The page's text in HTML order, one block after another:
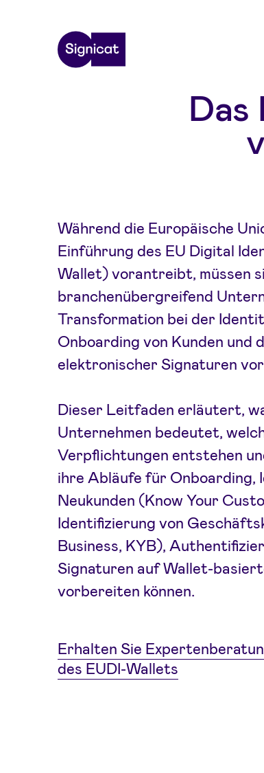
Das
Während die Europäische
Einführung des EU Digital
Wallet) vorantreibt, müssen
branchenübergreifend
Transformation bei der
Onboarding von Kunden und
elektronischer Signaturen
Dieser Leitfaden erläutert,
Unternehmen bedeutet,
Verpflichtungen entstehen
ihre Abläufe für Onboarding,
Neukunden (Know Your
Identifizierung von
Business, KYB),
Signaturen auf Wallet-
vorbereiten können.
Erhalten Sie
des EUDI-Wallets